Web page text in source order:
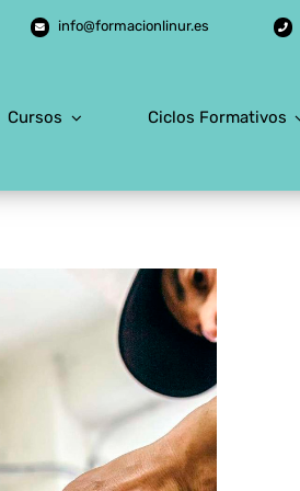
info@formacionlinur.es
Cursos Ciclos Formativos